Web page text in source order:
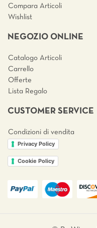
Compara Articoli
Wishlist
NEGOZIO ONLINE
Catalogo Articoli
Carrello
Offerte
Lista Regalo
CUSTOMER SERVICE
Condizioni di vendita
Privacy Policy
Cookie Policy